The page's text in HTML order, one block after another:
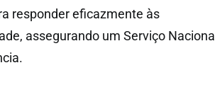
responder eficazmente às
assegurando um Serviço Nacional